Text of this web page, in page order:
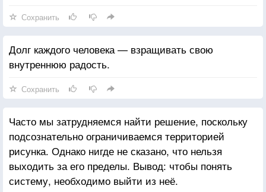
Сохранить
Долг каждого человека — взращивать свою
внутреннюю радость.
Сохранить
Часто мы затрудняемся найти решение, поскольку
подсознательно ограничиваемся территорией
рисунка. Однако нигде не сказано, что нельзя
выходить за его пределы. Вывод: чтобы понять
систему, необходимо выйти из неё.